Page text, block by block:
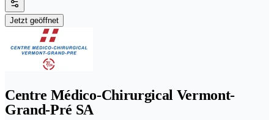
Jetzt geöffnet
Centre Médico-Chirurgical Vermont-
Grand-Pré SA